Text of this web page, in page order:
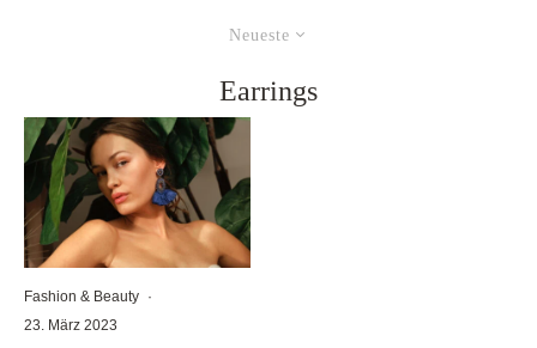
Neueste
Earrings
Fashion & Beauty ·
23. März 2023